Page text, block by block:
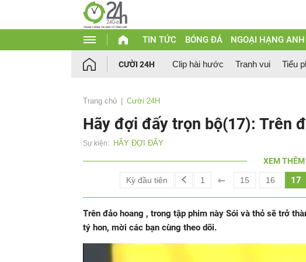
TIN TỨC BÓNG ĐÁ NGOẠI HẠNG ANH
CƯỜI 24H Clip hài hước Tranh vui Tiểu
Trang chủ Cười 24H
Hãy đợi đấy trọn bộ(17): Trên
Sự kiện: HÃY ĐỢI ĐẤY
XEM THÊM
Kỳ đầu tiên 1 15 16 17
Trên đảo hoang , trong tập phim này Sói và thỏ sẽ trở
tý hon, mời các bạn cùng theo dõi.